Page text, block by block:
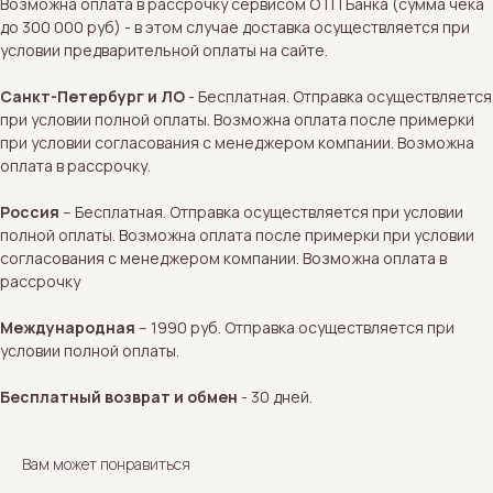
до 300 000 руб) - в этом случае доставка осуществляется при
условии предварительной оплаты на сайте.
Санкт-Петербург и ЛО- Бесплатная. Отправка осуществляется
при условии полной оплаты. Возможна оплата после примерки
при условии согласования с менеджером компании. Возможна
оплата в рассрочку.
Россия – Бесплатная. Отправка осуществляется при условии
полной оплаты. Возможна оплата после примерки при условии
согласования с менеджером компании. Возможна оплата в
рассрочку
Международная – 1990 руб. Отправка осуществляется при
условии полной оплаты.
Бесплатный возврат и обмен - 30 дней.
Вам может понравиться